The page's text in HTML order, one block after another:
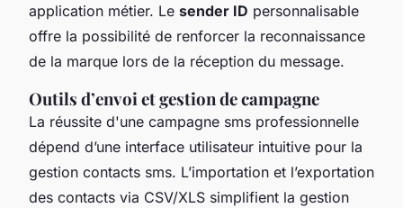
application métier. Le sender ID personnalisable
offre la possibilité de renforcer la reconnaissance
de la marque lors de la réception du message.
Outils d’envoi et gestion de campagne
La réussite d'une campagne sms professionnelle
dépend d’une interface utilisateur intuitive pour la
gestion contacts sms. L’importation et l’exportation
des contacts via CSV/XLS simplifient la gestion